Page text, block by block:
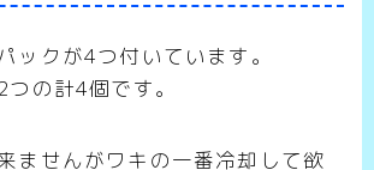
ックが4つ付いています。
の計4個です。
ませんがワキの一番冷却して欲